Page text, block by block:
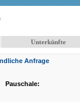
Unterkünfte
Anfrage
Pauschale: